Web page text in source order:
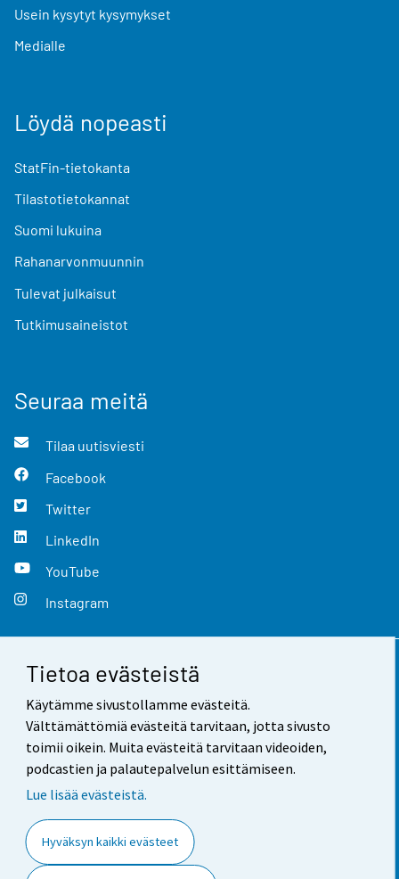
Tietoa evästeistä
Käytämme sivustollamme evästeitä.
Välttämättömiä evästeitä tarvitaan, jotta sivusto
toimii oikein. Muita evästeitä tarvitaan videoiden,
podcastien ja palautepalvelun esittämiseen.
Lue lisää evästeistä.
Hyväksyn kaikki evästeet
Usein kysytyt kysymykset
Medialle
Löydä nopeasti
StatFin-tietokanta
Tilastotietokannat
Suomi lukuina
Rahanarvonmuunnin
Tulevat julkaisut
Tutkimusaineistot
Seuraa meitä
Tilaa uutisviesti
Facebook
Twitter
LinkedIn
YouTube
Instagram
Yhteystiedot
Palaute
Käyttöehdot
Saavutettavuus
Tietoa sivustosta